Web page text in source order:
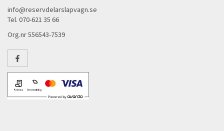
info@reservdelarslapvagn.se
Tel. 070-621 35 66
Org.nr 556543-7539